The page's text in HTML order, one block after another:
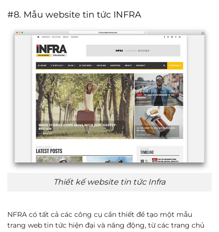
#8. Mẫu website tin tức INFRA
Thiết kế website tin tức Infra
NFRA có tất cả các công cụ cần thiết để tạo một mẫu
trang web tin tức hiện đại và năng động, từ các trang chủ